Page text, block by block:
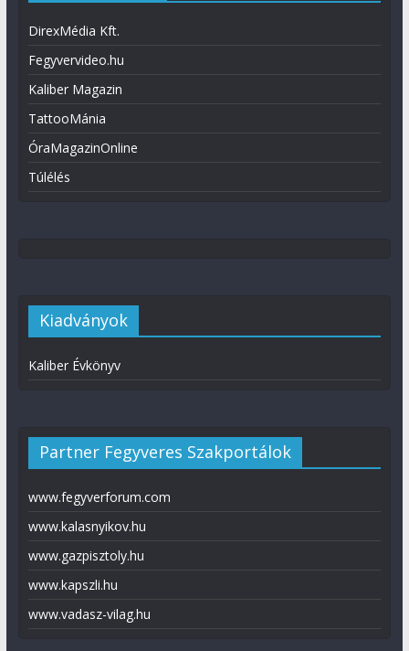
DirexMédia Kft.
Fegyvervideo.hu
Kaliber Magazin
TattooMánia
ÓraMagazinOnline
Túlélés
Kiadványok
Kaliber Évkönyv
Partner Fegyveres Szakportálok
www.fegyverforum.com
www.kalasnyikov.hu
www.gazpisztoly.hu
www.kapszli.hu
www.vadasz-vilag.hu